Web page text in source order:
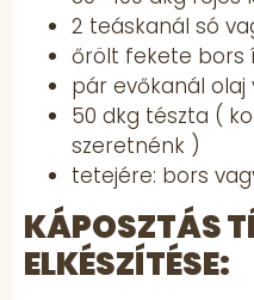
2 teáskanál só
őrölt fekete bors
pár evőkanál olaj
50 dkg tészta (
szeretnénk )
tetejére: bors
KÁPOSZTÁS
ELKÉSZÍTÉSE: